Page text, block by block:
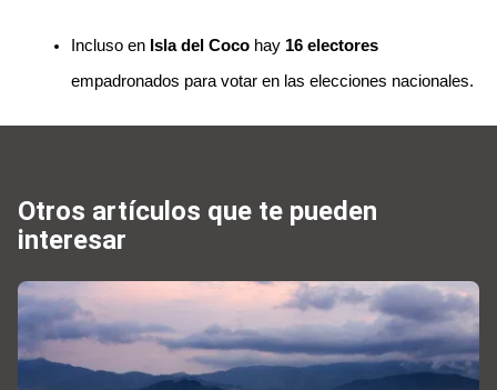
Incluso en Isla del Coco hay 16 electores
empadronados para votar en las elecciones nacionales.
Otros artículos que te pueden
interesar